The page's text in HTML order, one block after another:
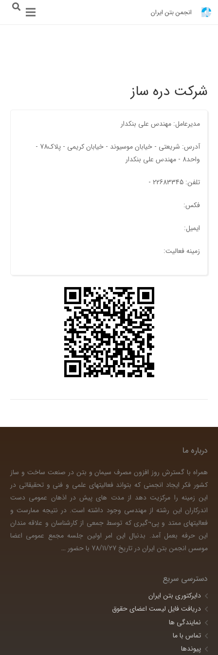
انجمن بتن ایران
شرکت دره ساز
مدیرعامل: مهندس علی بنکدار
آدرس: شریعتی - خیابان موسیوند - خیابان کریمی - پلاک78 -
واحد8 - مهندس علی بنکدار
تلفن: 22683345 -
فکس:
ایمیل:
زمینه فعالیت:
درباره ما
همراه با گسترش روز افزون مصرف سیمان و بتن در صنعت ساخت و ساز
کشور فکر ایجاد انجمنی که بتواند فعالیتهای علمی و فنی و تحقیقاتی در
این زمینه را مرکزیت دهد از مدت های پیش در اذهان عمومی دست
اندرکاران این رشته از مهندسی وجود داشته است. در نتیجه ممارست و
فعالیتهای ممتد و پی¬گیری که توسط جمعی از کارشناسان و علاقه مندان
این حرفه بعمل آمد. بدنبال این امر اولین جلسه مجمع عمومی اعضا
موسس انجمن بتن ایران در تاریخ 78/11/27 با حضور
…
دسترسی سریع
دایرکتوری بتن ایران
دریافت فایل لیست اعضای حقوق
نمایندگی ها
تماس با ما
پیوندها